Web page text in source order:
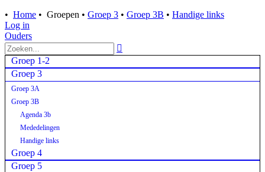
• Home • Groepen • Groep 3 • Groep 3B • Handige links
Log in
Ouders

Groep 1-2
Groep 3
Groep 3A
Groep 3B
Agenda 3b
Mededelingen
Handige links
Groep 4
Groep 5